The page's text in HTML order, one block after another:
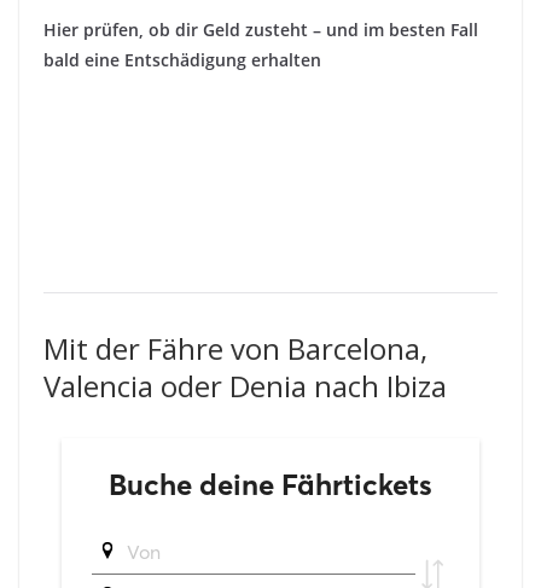
Hier prüfen, ob dir Geld zusteht – und im besten Fall
bald eine Entschädigung erhalten
Mit der Fähre von Barcelona,
Valencia oder Denia nach Ibiza